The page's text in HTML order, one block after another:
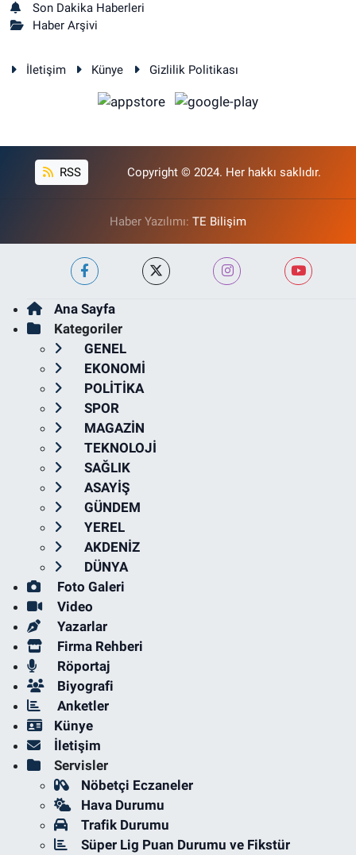
Son Dakika Haberleri
Haber Arşivi
İletişim Künye Gizlilik Politikası
RSS Copyright © 2024. Her hakkı saklıdır.
Haber Yazılımı: TE Bilişim
Ana Sayfa
Kategoriler
GENEL
EKONOMİ
POLİTİKA
SPOR
MAGAZİN
TEKNOLOJİ
SAĞLIK
ASAYİŞ
GÜNDEM
YEREL
AKDENİZ
DÜNYA
Foto Galeri
Video
Yazarlar
Firma Rehberi
Röportaj
Biyografi
Anketler
Künye
İletişim
Servisler
Nöbetçi Eczaneler
Hava Durumu
Trafik Durumu
Süper Lig Puan Durumu ve Fikstür